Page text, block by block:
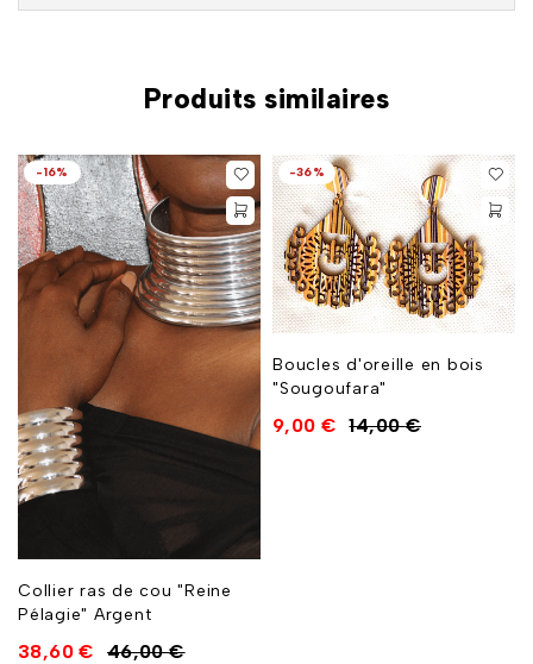
Produits similaires
-16%
Collier ras de cou "Reine
Pélagie" Argent
46,00€
38,60€
-36%
Boucles d'oreille en bois
"Sougoufara"
14,00€
9,00 €